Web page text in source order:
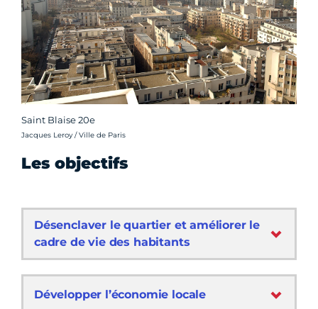
Saint Blaise 20e
Crédit photo :
Jacques Leroy / Ville de Paris
Les objectifs
Désenclaver le quartier et améliorer le
cadre de vie des habitants
Développer l’économie locale